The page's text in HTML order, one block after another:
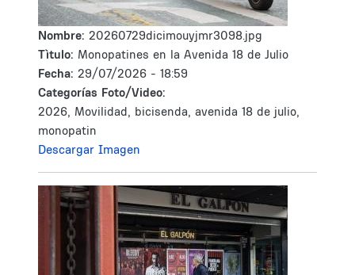
Nombre: 20260729dicimouyjmr3098.jpg
Tìtulo: Monopatines en la Avenida 18 de Julio
Fecha: 29/07/2026 - 18:59
Categorías Foto/Video:
2026, Movilidad, bicisenda, avenida 18 de julio,
monopatin
Descargar Imagen